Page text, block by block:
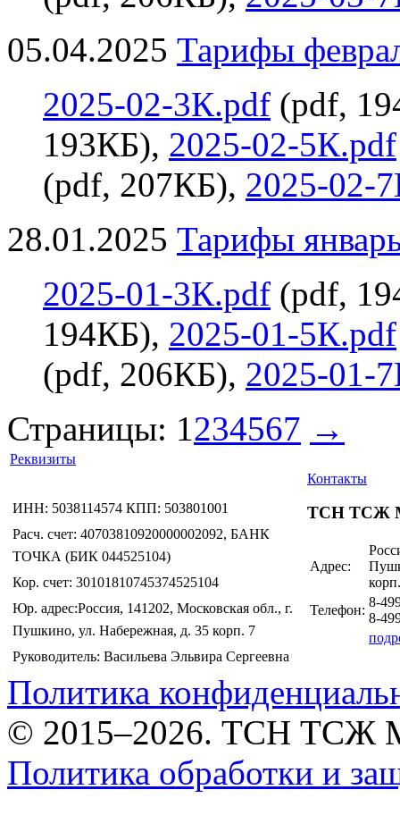
05.04.2025 Тарифы
2025-02-3К.pdf (pdf,
193КБ), 2025-02-5К.pdf
(pdf, 207КБ), 2025-02-
28.01.2025 Тарифы
2025-01-3К.pdf (pdf,
194КБ), 2025-01-5К.pdf
(pdf, 206КБ), 2025-01-
Страницы: 1234567 →
Реквизиты
ИНН: 5038114574 КПП: 503801001
Расч. счет: 40703810920000002092, БАНК
ТОЧКА (БИК 044525104)
Кор. счет: 30101810745374525104
Юр. адрес:Россия, 141202, Московская обл., г.
Пушкино, ул. Набережная, д. 35 корп. 7
Руководитель: Васильева Эльвира Сергеевна
Контакты
ТСН ТСЖ
Адрес:
Телефон:
8-
8-
Политика
© 2015–2026. ТСН ТСЖ
Политика обработки и